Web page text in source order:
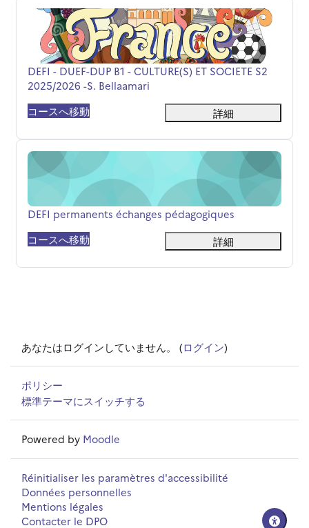
DEFI - DUEF-DUP B1 - CULTURE(S) ET SOCIETE S2
コース名
DEFI - DUEF-DUP B1 - CULTURE(S) ET SOCIETE S2
2025/2026 -S. Bellaamari
コースへ移動
詳細
DEFI permanents échanges pédagogiques
コース名
DEFI permanents échanges pédagogiques
コースへ移動
詳細
あなたはログインしていません。 (ログイン)
ポリシー
標準テーマにスイッチする
Powered by Moodle
Réinitialiser les paramètres d'accessibilité
Données personnelles
Mentions légales
Contacter le DPO